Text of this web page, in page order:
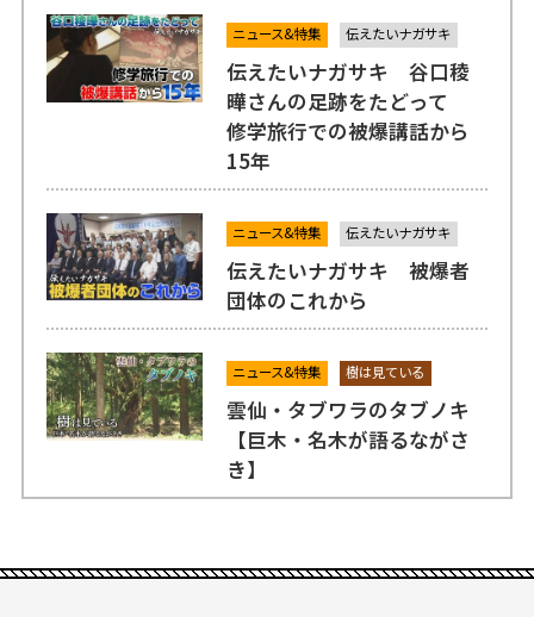
ニュース&特集 伝えたいナガサキ
伝えたいナガサキ 谷口稜
曄さんの足跡をたどって
修学旅行での被爆講話から
15年
ニュース&特集 伝えたいナガサキ
伝えたいナガサキ 被爆者
団体のこれから
ニュース&特集 樹は見ている
雲仙・タブワラのタブノキ
【巨木・名木が語るながさ
き】